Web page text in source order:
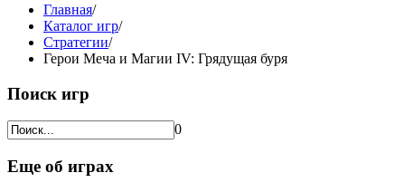
Главная/
Каталог игр/
Стратегии/
Герои Меча и Магии IV: Грядущая буря
Поиск игр
0
Еще об играх